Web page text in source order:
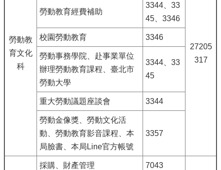
勞動教
育文化
科
27205
317
勞動教育經費補助
3344、33
45、3346
校園勞動教育 3346
勞動事務學院、赴事業單位
辦理勞動教育課程、臺北市
勞動大學
3344、33
45
重大勞動議題座談會 3344
勞動金像獎、勞動文化活
動、勞動教育影音課程、本
局臉書、本局Line官方帳號
3357
採購、財產管理 7043